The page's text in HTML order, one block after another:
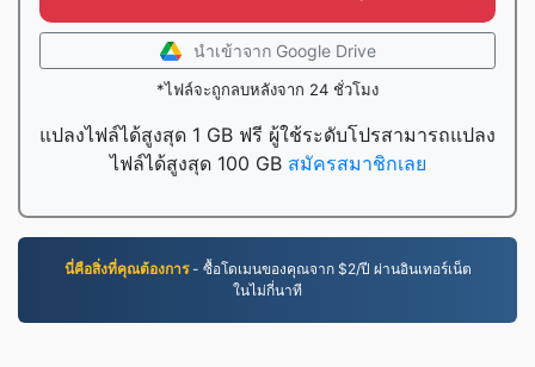
นำเข้าจาก Google Drive
*ไฟล์จะถูกลบหลังจาก 24 ชั่วโมง
แปลงไฟล์ได้สูงสุด 1 GB ฟรี ผู้ใช้ระดับโปรสามารถแปลง
ไฟล์ได้สูงสุด 100 GB สมัครสมาชิกเลย
นี่คือสิ่งที่คุณต้องการ- ซื้อโดเมนของคุณจาก $2/ปี ผ่านอินเทอร์เน็ต
ในไม่กี่นาที